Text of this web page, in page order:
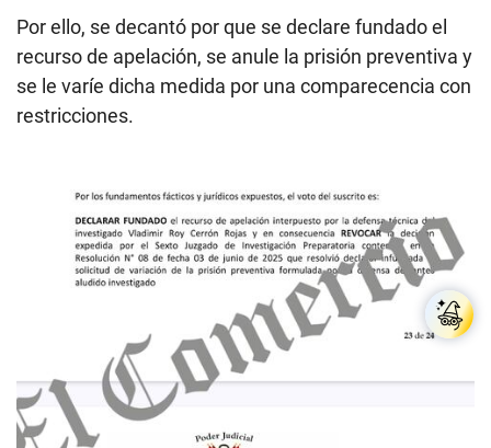
Por ello, se decantó por que se declare fundado el
recurso de apelación, se anule la prisión preventiva y
se le varíe dicha medida por una comparecencia con
restricciones.